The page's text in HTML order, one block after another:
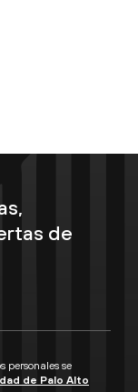
de
personales se
de Palo Alto